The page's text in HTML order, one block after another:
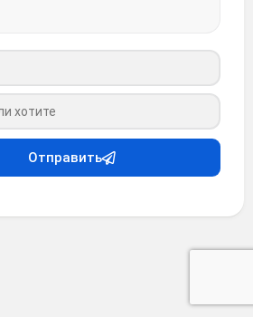
Отправить